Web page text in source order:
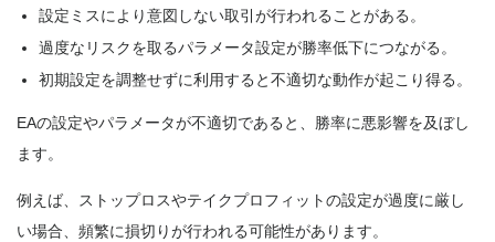
設定ミスにより意図しない取引が行われることがある。
過度なリスクを取るパラメータ設定が勝率低下につながる。
初期設定を調整せずに利用すると不適切な動作が起こり得る。
EAの設定やパラメータが不適切であると、勝率に悪影響を及ぼし
ます。
例えば、ストップロスやテイクプロフィットの設定が過度に厳し
い場合、頻繁に損切りが行われる可能性があります。